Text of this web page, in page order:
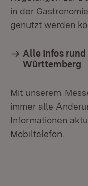
in der
genutzt werden
Alle Infos rund
Württemberg
Mit unserem
immer alle
Informationen
Mobiltelefon.